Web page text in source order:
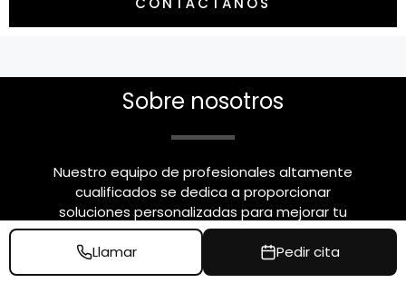
Sobre nosotros
Nuestro equipo de profesionales altamente
cualificados se dedica a proporcionar
soluciones personalizadas para mejorar tu
apariencia y bienestar. Tratamientos faciales
y corporales, especialistas en cirugía plástica,
estética y tratamientos capilares.
Llamar Pedir cita